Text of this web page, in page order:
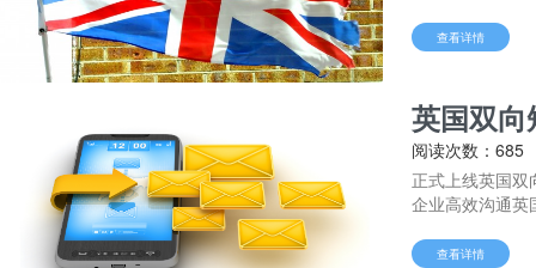
查看详情
英国双
阅读次数：685
正式上线英国
企业高效沟通英
查看详情